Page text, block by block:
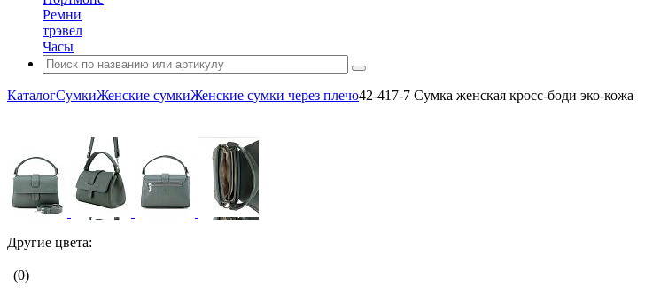
Ремни
трэвел
Часы
КаталогСумкиЖенские сумкиЖенские сумки через плечо42-417-7 Сумка женская кросс-боди эко-кожа
Другие цвета:
(0)